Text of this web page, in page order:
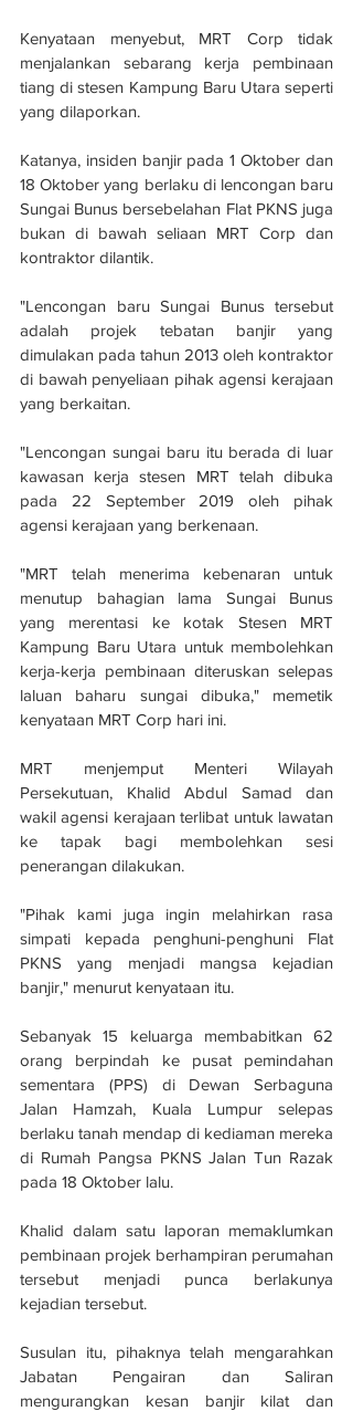
Kenyataan menyebut, MRT Corp tidak
menjalankan sebarang kerja pembinaan
tiang di stesen Kampung Baru Utara seperti
yang dilaporkan.
Katanya, insiden banjir pada 1 Oktober dan
18 Oktober yang berlaku di lencongan baru
Sungai Bunus bersebelahan Flat PKNS juga
bukan di bawah seliaan MRT Corp dan
kontraktor dilantik.
"Lencongan baru Sungai Bunus tersebut
adalah projek tebatan banjir yang
dimulakan pada tahun 2013 oleh kontraktor
di bawah penyeliaan pihak agensi kerajaan
yang berkaitan.
"Lencongan sungai baru itu berada di luar
kawasan kerja stesen MRT telah dibuka
pada 22 September 2019 oleh pihak
agensi kerajaan yang berkenaan.
"MRT telah menerima kebenaran untuk
menutup bahagian lama Sungai Bunus
yang merentasi ke kotak Stesen MRT
Kampung Baru Utara untuk membolehkan
kerja-kerja pembinaan diteruskan selepas
laluan baharu sungai dibuka," memetik
kenyataan MRT Corp hari ini.
MRT menjemput Menteri Wilayah
Persekutuan, Khalid Abdul Samad dan
wakil agensi kerajaan terlibat untuk lawatan
ke tapak bagi membolehkan sesi
penerangan dilakukan.
"Pihak kami juga ingin melahirkan rasa
simpati kepada penghuni-penghuni Flat
PKNS yang menjadi mangsa kejadian
banjir," menurut kenyataan itu.
Sebanyak 15 keluarga membabitkan 62
orang berpindah ke pusat pemindahan
sementara (PPS) di Dewan Serbaguna
Jalan Hamzah, Kuala Lumpur selepas
berlaku tanah mendap di kediaman mereka
di Rumah Pangsa PKNS Jalan Tun Razak
pada 18 Oktober lalu.
Khalid dalam satu laporan memaklumkan
pembinaan projek berhampiran perumahan
tersebut menjadi punca berlakunya
kejadian tersebut.
Susulan itu, pihaknya telah mengarahkan
Jabatan Pengairan dan Saliran
mengurangkan kesan banjir kilat dan